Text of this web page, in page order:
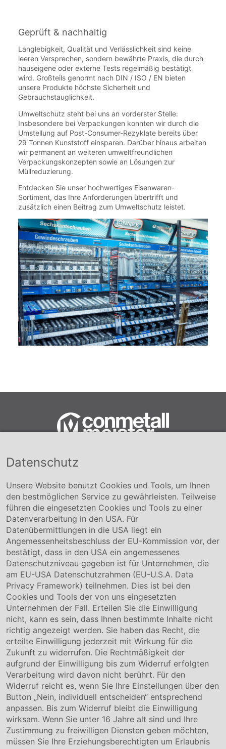
Geprüft & nachhaltig
Langlebigkeit, Qualität und Verlässlichkeit sind keine
leeren Versprechen, sondern bewährte Praxis, die durch
hauseigene oder externe Tests regelmäßig bestätigt
wird. Großteils genormt nach DIN / ISO / EN bieten
unsere Produkte höchste Sicherheit und
Gebrauchstauglichkeit.
Umweltschutz steht bei uns an vorderster Stelle:
Insbesondere bei Verpackungen konnten wir durch die
Umstellung auf Post-Consumer-Rezyklate bereits über
29 Tonnen Kunststoff einsparen. Darüber hinaus arbeiten
wir permanent an weiteren umweltfreundlichen
Verpackungskonzepten sowie an Lösungen zur
Müllreduzierung.
Entdecken Sie unser hochwertiges Eisenwaren-
Sortiment, das Ihre Anforderungen übertrifft und
zusätzlich einen Beitrag zum Umweltschutz leistet.
Conmetall Meister GmbH
+49 5141-180
info@conmetallmeister.de
www.conmetallmeister.de
Unternehmen
Über uns
Compliance
Hinweisgebersystem
Karriere
Service & Kontakt
Kontakt
Downloads
Garantiebedingungen
Zertifikate
Rechtliches
Impressum
AGB
Datenschutz
Cookie Einstellung
Datenschutz
Unsere Website benutzt Cookies und Tools, um Ihnen
den bestmöglichen Service zu gewährleisten. Teilweise
führen die eingesetzten Cookies und Tools zu einer
Datenverarbeitung in den USA. Für
Datenübermittlungen in die USA liegt ein
Angemessenheitsbeschluss der EU-Kommission vor, der
bestätigt, dass in den USA ein angemessenes
Datenschutzniveau gegeben ist für Unternehmen, die
am EU-USA Datenschutzrahmen (EU-U.S.A. Data
Privacy Framework) teilnehmen. Dies ist bei den
Cookies und Tools der von uns eingesetzten
Unternehmen der Fall. Erteilen Sie die Einwilligung
nicht, kann es sein, dass Ihnen bestimmte Inhalte nicht
richtig angezeigt werden. Sie haben das Recht, die
erteilte Einwilligung jederzeit mit Wirkung für die
Zukunft zu widerrufen. Die Rechtmäßigkeit der
aufgrund der Einwilligung bis zum Widerruf erfolgten
Verarbeitung wird davon nicht berührt. Für den
Widerruf reicht es, wenn Sie Ihre Einstellungen über den
Button „Nein, individuell entscheiden“ entsprechend
anpassen. Bis zum Widerruf bleibt die Einwilligung
wirksam. Wenn Sie unter 16 Jahre alt sind und Ihre
Zustimmung zu freiwilligen Diensten geben möchten,
müssen Sie Ihre Erziehungsberechtigten um Erlaubnis